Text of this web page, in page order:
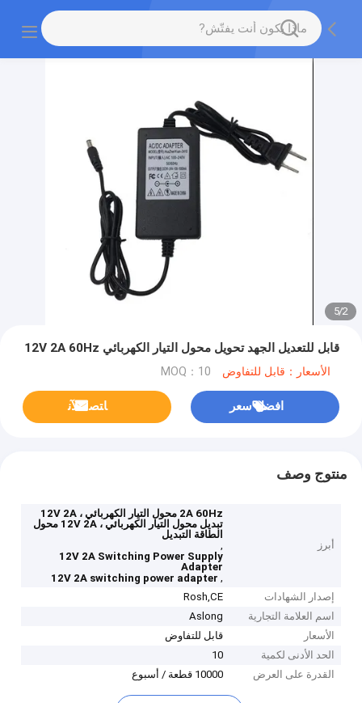
2
/
5
قابل للتعديل الجهد تحويل محول التيار الكهربائي 12V 2A 60Hz
الأسعار：قابل للتفاوض MOQ：10
افضل سعر ﺎﺘﺼﻟ ﺍﻶﻧ
منتوج وصف
أبرز
2A 60Hz محول التيار الكهربائي ، 12V 2A
تبديل محول التيار الكهربائي ، 12V 2A محول
الطاقة التبديل
,
12V 2A Switching Power Supply
Adapter
,
12V 2A switching power adapter
إصدار الشهادات
Rosh,CE
اسم العلامة التجارية
Aslong
الأسعار
قابل للتفاوض
الحد الأدنى لكمية
10
القدرة على العرض
10000 قطعة / أسبوع